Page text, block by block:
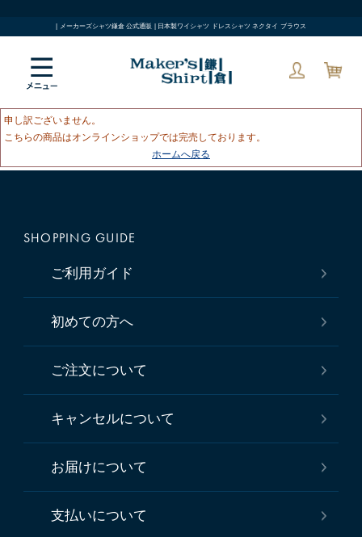
| メーカーズシャツ鎌倉 公式通販 | 日本製ワイシャツ ドレスシャツ ネクタイ ブラウス
申し訳ございません。
こちらの商品はオンラインショップでは完売しております。
ホームへ戻る
SHOPPING GUIDE
ご利用ガイド
初めての方へ
ご注文について
キャンセルについて
お届けについて
支払いについて